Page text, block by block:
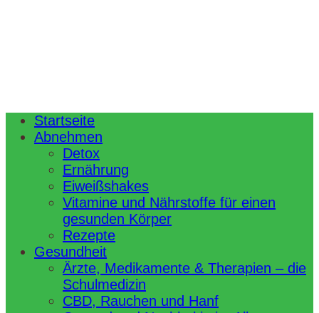
Startseite
Abnehmen
Detox
Ernährung
Eiweißshakes
Vitamine und Nährstoffe für einen
gesunden Körper
Rezepte
Gesundheit
Ärzte, Medikamente & Therapien – die
Schulmedizin
CBD, Rauchen und Hanf